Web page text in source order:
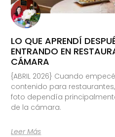
LO QUE APRENDÍ
ENTRANDO EN
CÁMARA
{ABRIL 2026} Cuando
contenido para
foto dependía
de la cámara.
Leer Más